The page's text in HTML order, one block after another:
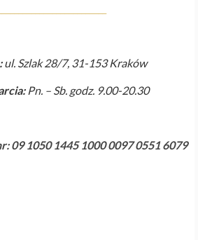
ul. Szlak 28/7, 31-153 Kraków
Pn. – Sb. godz. 9.00-20.30
09 1050 1445 1000 0097 0551 6079